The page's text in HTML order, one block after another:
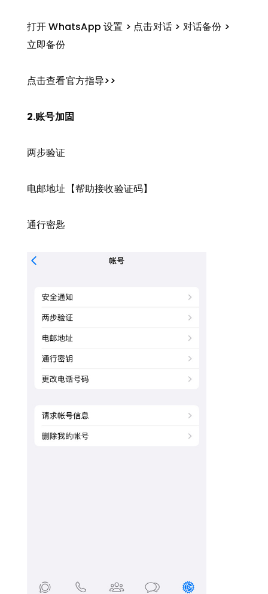
打开 WhatsApp 设置 > 点击对话 > 对话备份 >
立即备份
点击查看官方指导>>
2.账号加固
两步验证
电邮地址【帮助接收验证码】
通行密匙